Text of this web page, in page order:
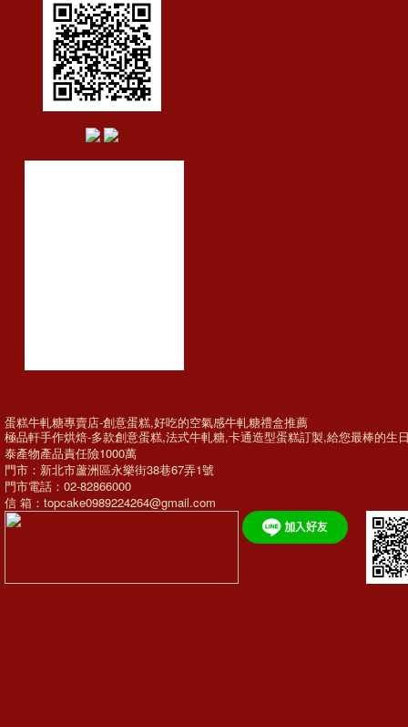
蛋糕牛軋糖專賣店-創意蛋糕,好吃的空氣感牛軋糖禮盒推薦
極品軒手作烘焙-多款創意蛋糕,法式牛軋糖,卡通造型蛋糕訂製,給您最棒的生
泰產物產品責任險1000萬
門市：新北市蘆洲區永樂街38巷67弄1號
門市電話：02-82866000
信 箱：topcake0989224264@gmail.com